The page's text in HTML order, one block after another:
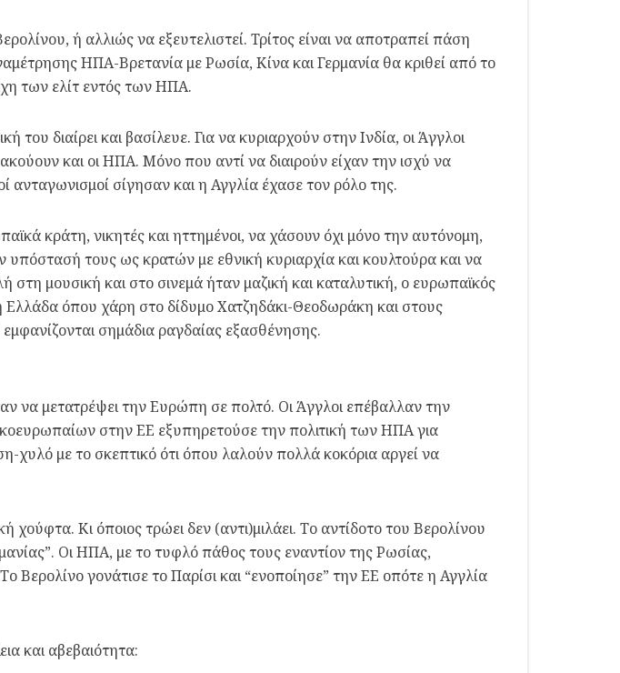
ή αλλιώς να εξευτελιστεί. Τρίτος είναι να αποτραπεί πάση
ΗΠΑ-Βρετανία με Ρωσία, Κίνα και Γερμανία θα κριθεί από το
των ελίτ εντός των ΗΠΑ.
διαίρει και βασίλευε. Για να κυριαρχούν στην Ινδία, οι Άγγλοι
και οι ΗΠΑ. Μόνο που αντί να διαιρούν είχαν την ισχύ να
ανταγωνισμοί σίγησαν και η Αγγλία έχασε τον ρόλο της.
κράτη, νικητές και ηττημένοι, να χάσουν όχι μόνο την αυτόνομη,
τους ως κρατών με εθνική κυριαρχία και κουλτούρα και να
μουσική και στο σινεμά ήταν μαζική και καταλυτική, ο ευρωπαϊκός
όπου χάρη στο δίδυμο Χατζηδάκι-Θεοδωράκη και στους
σημάδια ραγδαίας εξασθένησης.
να μετατρέψει την Ευρώπη σε πολτό. Οι Άγγλοι επέβαλλαν την
στην ΕΕ εξυπηρετούσε την πολιτική των ΗΠΑ για
χυλό με το σκεπτικό ότι όπου λαλούν πολλά κοκόρια αργεί να
Κι όποιος τρώει δεν (αντι)μιλάει. Το αντίδοτο του Βερολίνου
Οι ΗΠΑ, με το τυφλό πάθος τους εναντίον της Ρωσίας,
γονάτισε το Παρίσι και “ενοποίησε” την ΕΕ οπότε η Αγγλία
και αβεβαιότητα: